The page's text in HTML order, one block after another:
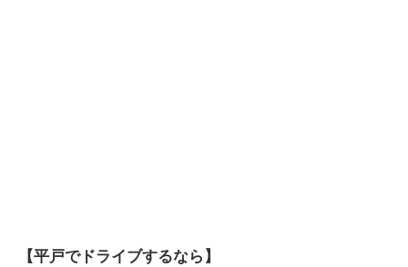
【平戸でドライブするなら】